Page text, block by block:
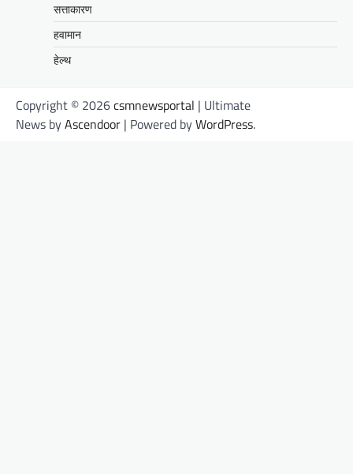
सत्ताकारण
हवामान
हेल्थ
Copyright © 2026csmnewsportal | Ultimate
News byAscendoor | Powered byWordPress.